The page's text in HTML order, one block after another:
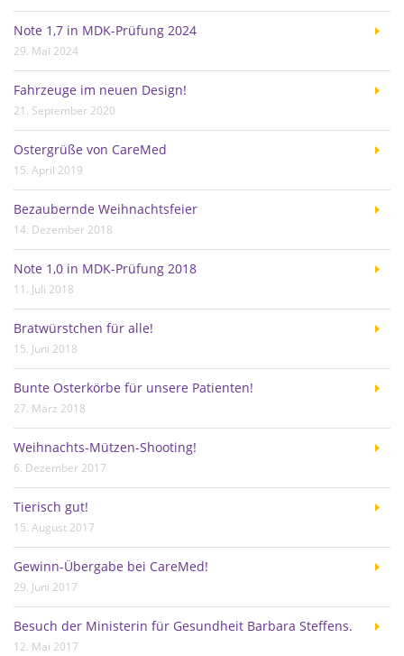
Note 1,7 in MDK-Prüfung 2024
29. Mai 2024
Fahrzeuge im neuen Design!
21. September 2020
Ostergrüße von CareMed
15. April 2019
Bezaubernde Weihnachtsfeier
14. Dezember 2018
Note 1,0 in MDK-Prüfung 2018
11. Juli 2018
Bratwürstchen für alle!
15. Juni 2018
Bunte Osterkörbe für unsere Patienten!
27. März 2018
Weihnachts-Mützen-Shooting!
6. Dezember 2017
Tierisch gut!
15. August 2017
Gewinn-Übergabe bei CareMed!
29. Juni 2017
Besuch der Ministerin für Gesundheit Barbara Steffens.
12. Mai 2017